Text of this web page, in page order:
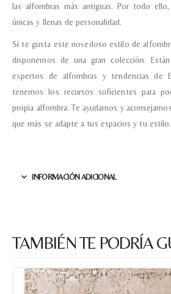
las alfombras más antiguas. Por todo
únicas y llenas de personalidad.
Si te gusta este novedoso estilo de
disponemos de una gran colección.
expertos de alfombras y tendencias de
tenemos los recursos suficientes para
propia alfombra. Te ayudamos y
que más se adapte a tus espacios y tu estilo.
INFORMACIÓN ADICIONAL
TAMBIÉN TE PODRÍA
Tu mensaje.
Nombre y Referencia del
Acuerdo RGPD